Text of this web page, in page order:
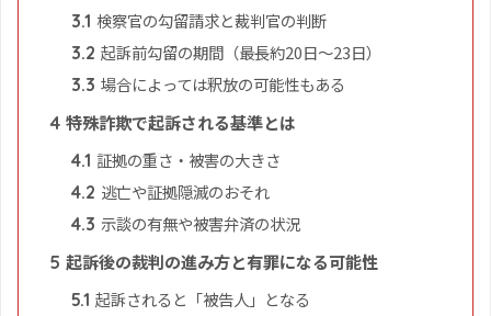
3.1 検察官の勾留請求と裁判官の判断
3.2 起訴前勾留の期間（最長約20日〜23日）
3.3 場合によっては釈放の可能性もある
4 特殊詐欺で起訴される基準とは
4.1 証拠の重さ・被害の大きさ
4.2 逃亡や証拠隠滅のおそれ
4.3 示談の有無や被害弁済の状況
5 起訴後の裁判の進み方と有罪になる可能性
5.1 起訴されると「被告人」となる